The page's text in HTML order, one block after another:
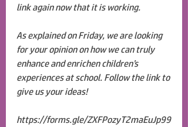
link again now that it is working.
As explained on Friday, we are looking
for your opinion on how we can truly
enhance and enrichen children’s
experiences at school. Follow the link to
give us your ideas!
https://forms.gle/ZXFPozyT2maEuJp99